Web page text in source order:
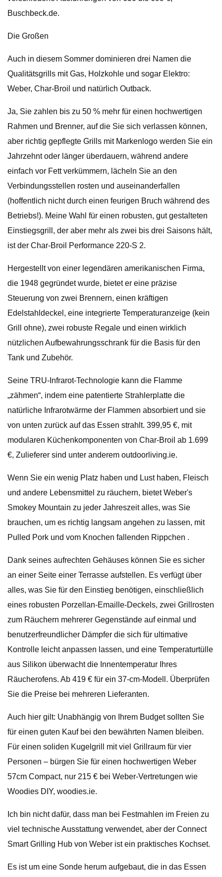
Buschbeck.de.
Die Großen
Auch in diesem Sommer dominieren drei Namen die
Qualitätsgrills mit Gas, Holzkohle und sogar Elektro:
Weber, Char-Broil und natürlich Outback.
Ja, Sie zahlen bis zu 50 % mehr für einen hochwertigen
Rahmen und Brenner, auf die Sie sich verlassen können,
aber richtig gepflegte Grills mit Markenlogo werden Sie ein
Jahrzehnt oder länger überdauern, während andere
einfach vor Fett verkümmern, lächeln Sie an den
Verbindungsstellen rosten und auseinanderfallen
(hoffentlich nicht durch einen feurigen Bruch während des
Betriebs!). Meine Wahl für einen robusten, gut gestalteten
Einstiegsgrill, der aber mehr als zwei bis drei Saisons hält,
ist der Char-Broil Performance 220-S 2.
Hergestellt von einer legendären amerikanischen Firma,
die 1948 gegründet wurde, bietet er eine präzise
Steuerung von zwei Brennern, einen kräftigen
Edelstahldeckel, eine integrierte Temperaturanzeige (kein
Grill ohne), zwei robuste Regale und einen wirklich
nützlichen Aufbewahrungsschrank für die Basis für den
Tank und Zubehör.
Seine TRU-Infrarot-Technologie kann die Flamme
„zähmen“, indem eine patentierte Strahlerplatte die
natürliche Infrarotwärme der Flammen absorbiert und sie
von unten zurück auf das Essen strahlt. 399,95 €, mit
modularen Küchenkomponenten von Char-Broil ab 1.699
€, Zulieferer sind unter anderem outdoorliving.ie.
Wenn Sie ein wenig Platz haben und Lust haben, Fleisch
und andere Lebensmittel zu räuchern, bietet Weber's
Smokey Mountain zu jeder Jahreszeit alles, was Sie
brauchen, um es richtig langsam angehen zu lassen, mit
Pulled Pork und vom Knochen fallenden Rippchen .
Dank seines aufrechten Gehäuses können Sie es sicher
an einer Seite einer Terrasse aufstellen. Es verfügt über
alles, was Sie für den Einstieg benötigen, einschließlich
eines robusten Porzellan-Emaille-Deckels, zwei Grillrosten
zum Räuchern mehrerer Gegenstände auf einmal und
benutzerfreundlicher Dämpfer die sich für ultimative
Kontrolle leicht anpassen lassen, und eine Temperaturtülle
aus Silikon überwacht die Innentemperatur Ihres
Räucherofens. Ab 419 € für ein 37-cm-Modell. Überprüfen
Sie die Preise bei mehreren Lieferanten.
Auch hier gilt: Unabhängig von Ihrem Budget sollten Sie
für einen guten Kauf bei den bewährten Namen bleiben.
Für einen soliden Kugelgrill mit viel Grillraum für vier
Personen – bürgen Sie für einen hochwertigen Weber
57cm Compact, nur 215 € bei Weber-Vertretungen wie
Woodies DIY, woodies.ie.
Ich bin nicht dafür, dass man bei Festmahlen im Freien zu
viel technische Ausstattung verwendet, aber der Connect
Smart Grilling Hub von Weber ist ein praktisches Kochset.
Es ist um eine Sonde herum aufgebaut, die in das Essen